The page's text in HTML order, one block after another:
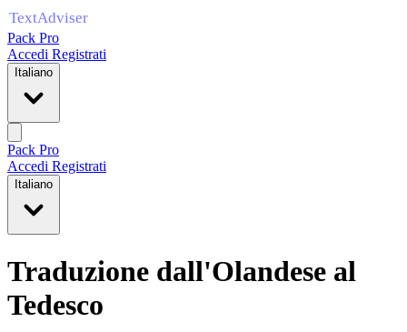
Pack Pro
Accedi Registrati
Italiano
Pack Pro
Accedi Registrati
Italiano
Traduzione dall'Olandese al
Tedesco